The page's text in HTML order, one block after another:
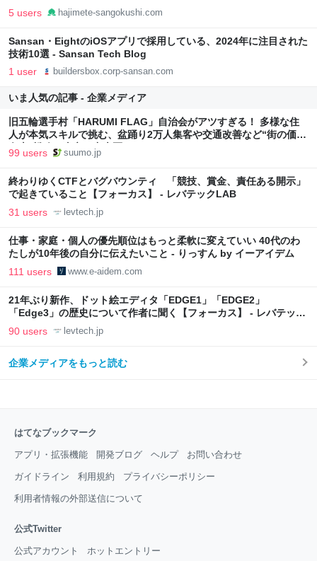
5 users hajimete-sangokushi.com
Sansan・EightのiOSアプリで採用している、2024年に注目された
技術10選 - Sansan Tech Blog
1 user buildersbox.corp-sansan.com
いま人気の記事 - 企業メディア
旧五輪選手村「HARUMI FLAG」自治会がアツすぎる！ 多様な住
人が本気スキルで挑む、盆踊り2万人集客や交通改善など“街の価値
向上”戦略 東京・中央区
99 users suumo.jp
終わりゆくCTFとバグバウンティ 「競技、賞金、責任ある開示」
で起きていること【フォーカス】 - レバテックLAB
31 users levtech.jp
仕事・家庭・個人の優先順位はもっと柔軟に変えていい 40代のわ
たしが10年後の自分に伝えたいこと - りっすん by イーアイデム
111 users www.e-aidem.com
21年ぶり新作、ドット絵エディタ「EDGE1」「EDGE2」
「Edge3」の歴史について作者に聞く【フォーカス】 - レバテック
LAB
90 users levtech.jp
企業メディアをもっと読む
はてなブックマーク
アプリ・拡張機能 開発ブログ ヘルプ お問い合わせ
ガイドライン 利用規約 プライバシーポリシー
利用者情報の外部送信について
公式Twitter
公式アカウント ホットエントリー